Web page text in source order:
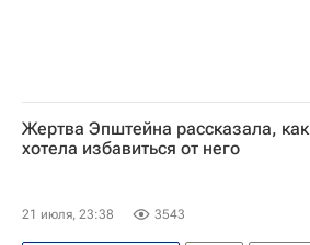
Жертва Эпштейна рассказала, как
хотела избавиться от него
21 июля, 23:38 3543